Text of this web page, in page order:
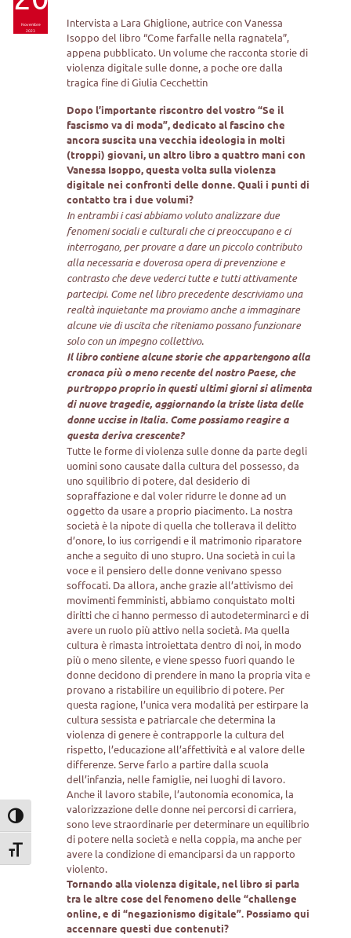
Attiva/disattiva alto contrasto
Attiva/disattiva dimensione testo
Novembre
2023
Intervista a Lara Ghiglione, autrice con Vanessa
Isoppo del libro “Come farfalle nella ragnatela”,
appena pubblicato. Un volume che racconta storie di
violenza digitale sulle donne, a poche ore dalla
tragica fine di Giulia Cecchettin
Dopo l’importante riscontro del vostro “Se il
fascismo va di moda”, dedicato al fascino che
ancora suscita una vecchia ideologia in molti
(troppi) giovani, un altro libro a quattro mani con
Vanessa Isoppo, questa volta sulla violenza
digitale nei confronti delle donne. Quali i punti di
contatto tra i due volumi?
In entrambi i casi abbiamo voluto analizzare due
fenomeni sociali e culturali che ci preoccupano e ci
interrogano, per provare a dare un piccolo contributo
alla necessaria e doverosa opera di prevenzione e
contrasto che deve vederci tutte e tutti attivamente
partecipi. Come nel libro precedente descriviamo una
realtà inquietante ma proviamo anche a immaginare
alcune vie di uscita che riteniamo possano funzionare
solo con un impegno collettivo.
Il libro contiene alcune storie che appartengono alla
cronaca più o meno recente del nostro Paese, che
purtroppo proprio in questi ultimi giorni si alimenta
di nuove tragedie, aggiornando la triste lista delle
donne uccise in Italia. Come possiamo reagire a
questa deriva crescente?
Tutte le forme di violenza sulle donne da parte degli
uomini sono causate dalla cultura del possesso, da
uno squilibrio di potere, dal desiderio di
sopraffazione e dal voler ridurre le donne ad un
oggetto da usare a proprio piacimento. La nostra
società è la nipote di quella che tollerava il delitto
d’onore, lo ius corrigendi e il matrimonio riparatore
anche a seguito di uno stupro. Una società in cui la
voce e il pensiero delle donne venivano spesso
soffocati. Da allora, anche grazie all’attivismo dei
movimenti femministi, abbiamo conquistato molti
diritti che ci hanno permesso di autodeterminarci e di
avere un ruolo più attivo nella società. Ma quella
cultura è rimasta introiettata dentro di noi, in modo
più o meno silente, e viene spesso fuori quando le
donne decidono di prendere in mano la propria vita e
provano a ristabilire un equilibrio di potere. Per
questa ragione, l’unica vera modalità per estirpare la
cultura sessista e patriarcale che determina la
violenza di genere è contrapporle la cultura del
rispetto, l’educazione all’affettività e al valore delle
differenze. Serve farlo a partire dalla scuola
dell’infanzia, nelle famiglie, nei luoghi di lavoro.
Anche il lavoro stabile, l’autonomia economica, la
valorizzazione delle donne nei percorsi di carriera,
sono leve straordinarie per determinare un equilibrio
di potere nella società e nella coppia, ma anche per
avere la condizione di emanciparsi da un rapporto
violento.
Tornando alla violenza digitale, nel libro si parla
tra le altre cose del fenomeno delle “challenge
online, e di “negazionismo digitale”. Possiamo qui
accennare questi due contenuti?